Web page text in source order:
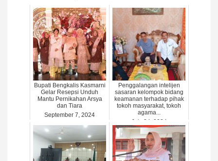
Bupati Bengkalis Kasmarni
Gelar Resepsi Unduh
Mantu Pernikahan Arsya
dan Tiara
September 7, 2024
Penggalangan intelijen
sasaran kelompok bidang
keamanan terhadap pihak
tokoh masyarakat, tokoh
agama...
July 24, 2024